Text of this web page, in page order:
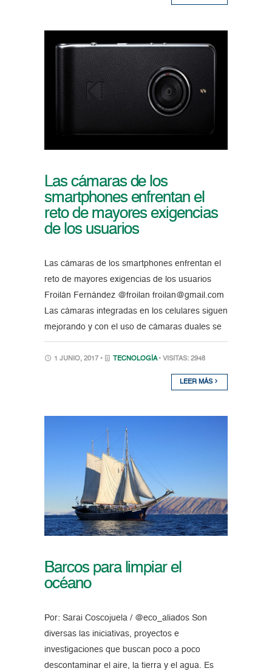
Las cámaras de los
smartphones enfrentan el
reto de mayores exigencias
de los usuarios
Las cámaras de los smartphones enfrentan el
reto de mayores exigencias de los usuarios
Froilán Fernández @froilan froilan@gmail.com
Las cámaras integradas en los celulares siguen
mejorando y con el uso de cámaras duales se
1 JUNIO, 2017 • TECNOLOGÍA • VISITAS: 2948
LEER MÁS
Barcos para limpiar el
océano
Por: Sarai Coscojuela / @eco_aliados Son
diversas las iniciativas, proyectos e
investigaciones que buscan poco a poco
descontaminar el aire, la tierra y el agua. Es